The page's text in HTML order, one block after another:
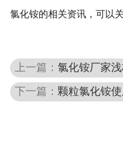
氯化铵的相关资讯，可以
上一篇：氯化铵厂家
下一篇： 颗粒氯化铵